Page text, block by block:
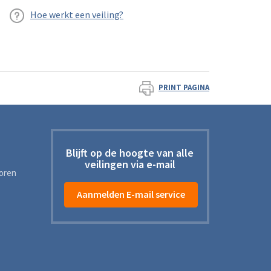
Hoe werkt een veiling?
PRINT PAGINA
Blijft op de hoogte van alle
veilingen via e-mail
Aanmelden E-mail service